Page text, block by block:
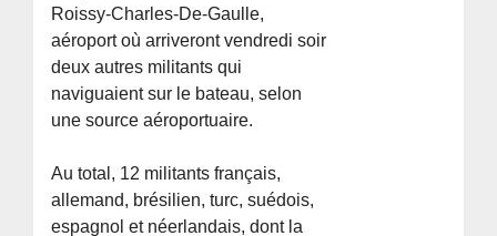
Roissy-Charles-De-Gaulle,
aéroport où arriveront vendredi soir
deux autres militants qui
naviguaient sur le bateau, selon
une source aéroportuaire.
Au total, 12 militants français,
allemand, brésilien, turc, suédois,
espagnol et néerlandais, dont la